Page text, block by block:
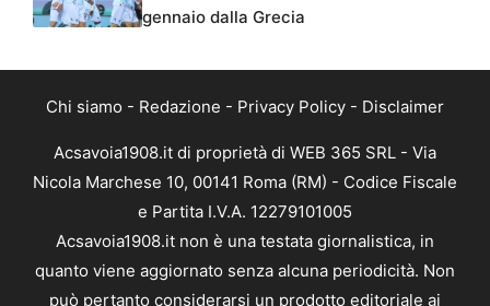
gennaio dalla Grecia
Chi siamo - Redazione - Privacy Policy - Disclaimer
Acsavoia1908.it di proprietà di WEB 365 SRL - Via
Nicola Marchese 10, 00141 Roma (RM) - Codice Fiscale
e Partita I.V.A. 12279101005
Acsavoia1908.it non è una testata giornalistica, in
quanto viene aggiornato senza alcuna periodicità. Non
può pertanto considerarsi un prodotto editoriale ai